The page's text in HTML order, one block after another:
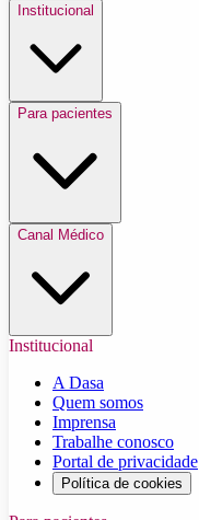
Institucional
Para pacientes
Canal Médico
Institucional
A Dasa
Quem somos
Imprensa
Trabalhe conosco
Portal de privacidade
Política de cookies